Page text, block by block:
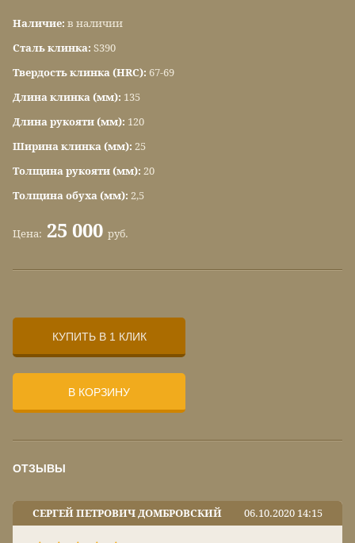
Наличие: в наличии
Сталь клинка: S390
Твердость клинка (HRC): 67-69
Длина клинка (мм): 135
Длина рукояти (мм): 120
Ширина клинка (мм): 25
Толщина рукояти (мм): 20
Толщина обуха (мм): 2,5
Цена: 25 000 руб.
КУПИТЬ В 1 КЛИК
В КОРЗИНУ
ОТЗЫВЫ
СЕРГЕЙ ПЕТРОВИЧ ДОМБРОВСКИЙ 06.10.2020 14:15